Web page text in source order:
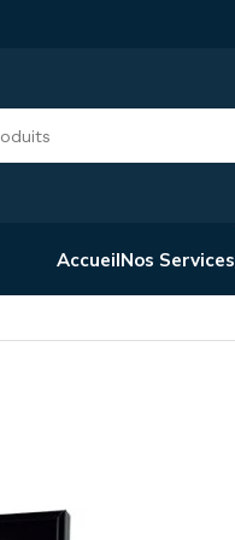
AccueilNos Services